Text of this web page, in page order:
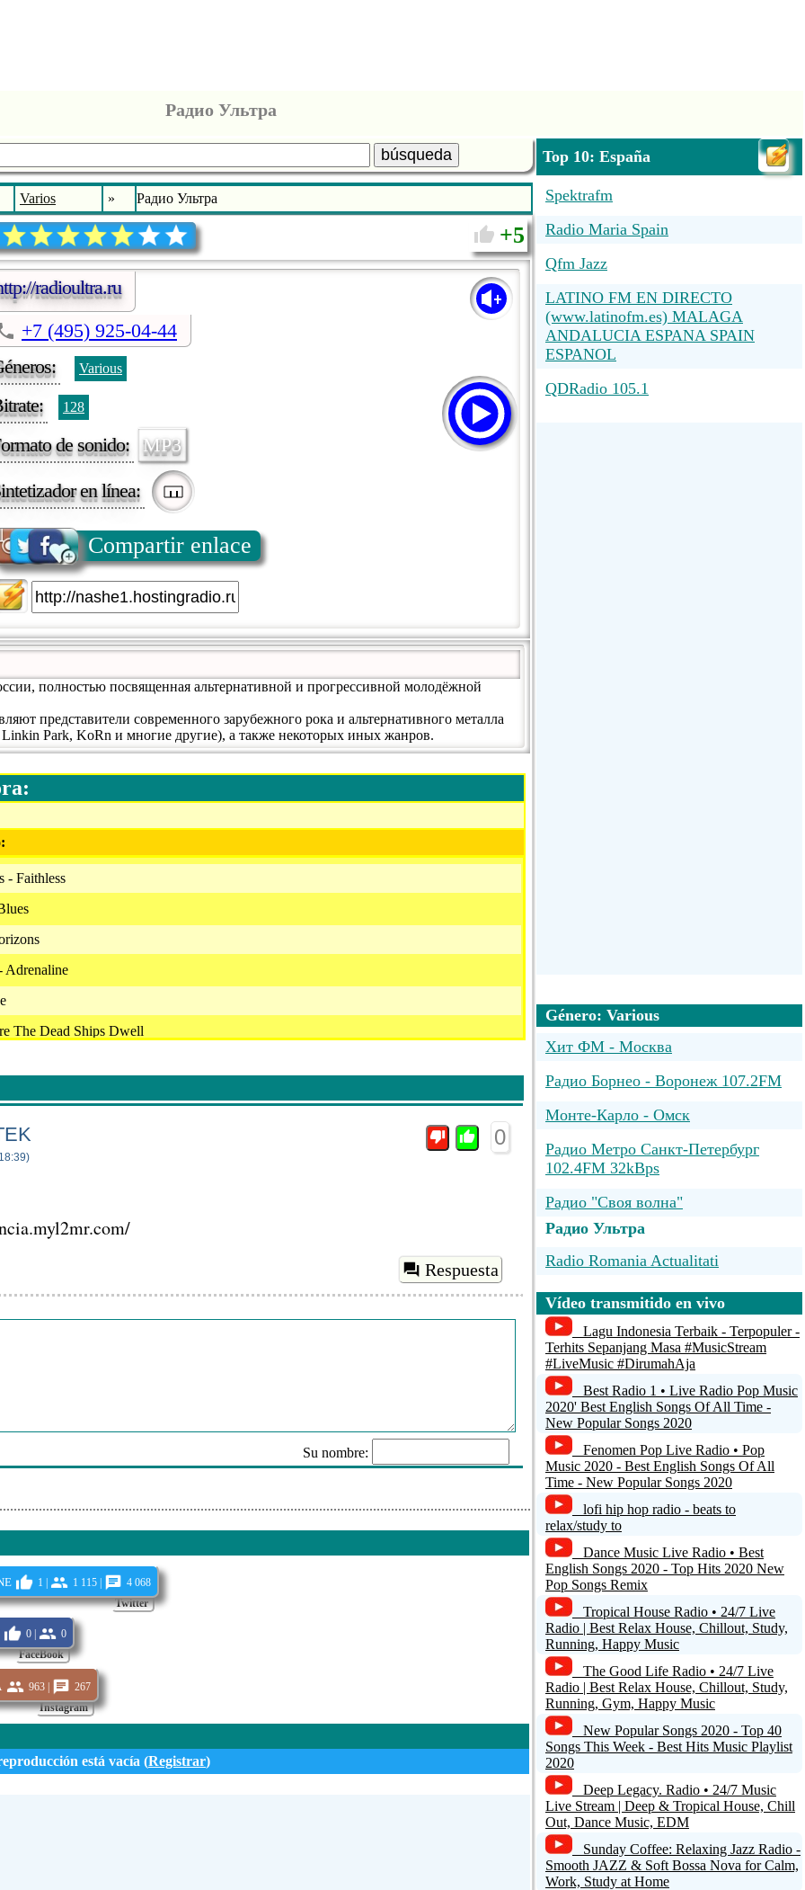
Радио Ультра
búsqueda
Varios » Радио Ультра
5
radioultra.ru
+7 (495) 925-04-44
Various
128
de sonido: MP3
en línea:
Compartir enlace
полностью посвященная альтернативной и прогрессивной молодёжной
представители современного зарубежного рока и альтернативного металла
Linkin Park, KoRn и многие другие), а также некоторых иных жанров.
- Faithless
Adrenaline
The Dead Ships Dwell
- Uncool As Me
Little Pieces
Not In Love
0
Respuesta
Su nombre:
Enviar comentario
Twitter
1 | 1 115 | 4 068
FaceBook
0 | 0
Instagram
963 | 267
está vacía (Registrar)
Top 10: España
Spektrafm
Radio Maria Spain
Qfm Jazz
LATINO FM EN DIRECTO
(www.latinofm.es) MALAGA
ANDALUCIA ESPANA SPAIN
ESPANOL
QDRadio 105.1
Género: Various
Хит ФМ - Москва
Радио Борнео - Воронеж 107.2FM
Монте-Карло - Омск
Радио Метро Санкт-Петербург
102.4FM 32kBps
Радио "Своя волна"
Радио Ультра
Radio Romania Actualitati
Antena Satelor
Bucuresti FM
Radio Timisoara AM.aacp
ChillFM
Vídeo transmitido en vivo
Lagu Indonesia Terbaik - Terpopuler -
Terhits Sepanjang Masa #MusicStream
#LiveMusic #DirumahAja
Best Radio 1 • Live Radio Pop Music
2020' Best English Songs Of All Time -
New Popular Songs 2020
Fenomen Pop Live Radio • Pop
Music 2020 - Best English Songs Of All
Time - New Popular Songs 2020
lofi hip hop radio - beats to
relax/study to
Dance Music Live Radio • Best
English Songs 2020 - Top Hits 2020 New
Pop Songs Remix
Tropical House Radio • 24/7 Live
Radio | Best Relax House, Chillout, Study,
Running, Happy Music
The Good Life Radio • 24/7 Live
Radio | Best Relax House, Chillout, Study,
Running, Gym, Happy Music
New Popular Songs 2020 - Top 40
Songs This Week - Best Hits Music Playlist
2020
Deep Legacy. Radio • 24/7 Music
Live Stream | Deep & Tropical House, Chill
Out, Dance Music, EDM
Sunday Coffee: Relaxing Jazz Radio -
Smooth JAZZ & Soft Bossa Nova for Calm,
Work, Study at Home